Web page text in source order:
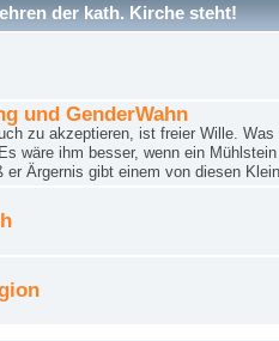
der kath. Kirche steht!
und GenderWahn
zu akzeptieren, ist freier Wille.
wäre ihm besser, wenn ein
er Ärgernis gibt einem von diesen